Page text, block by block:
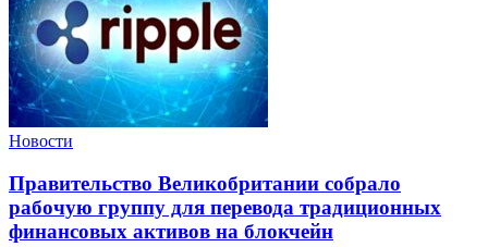
Новости
Правительство Великобритании собрало
рабочую группу для перевода традиционных
финансовых активов на блокчейн